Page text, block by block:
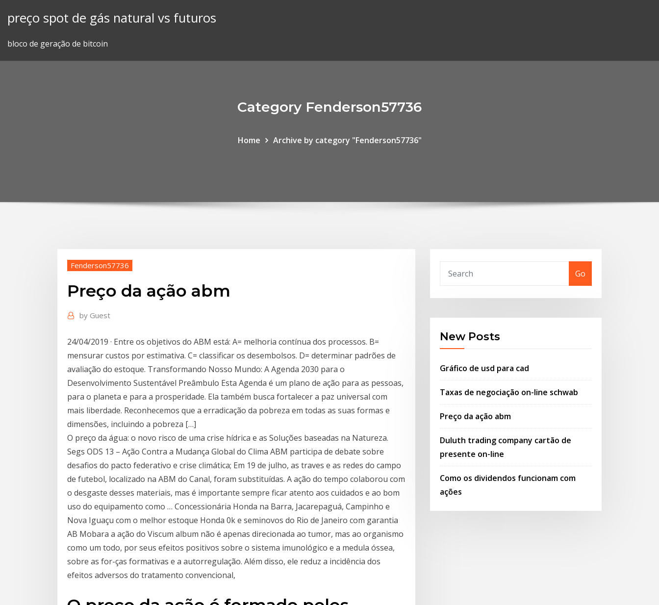
preço spot de gás natural vs futuros
bloco de geração de bitcoin
Category Fenderson57736
Home Archive by category "Fenderson57736"
Fenderson57736
Preço da ação abm
by Guest
24/04/2019 · Entre os objetivos do ABM está: A= melhoria contínua dos processos. B=
mensurar custos por estimativa. C= classificar os desembolsos. D= determinar padrões de
avaliação do estoque. Transformando Nosso Mundo: A Agenda 2030 para o
Desenvolvimento Sustentável Preâmbulo Esta Agenda é um plano de ação para as pessoas,
para o planeta e para a prosperidade. Ela também busca fortalecer a paz universal com
mais liberdade. Reconhecemos que a erradicação da pobreza em todas as suas formas e
dimensões, incluindo a pobreza […]
O preço da água: o novo risco de uma crise hídrica e as Soluções baseadas na Natureza.
Segs ODS 13 – Ação Contra a Mudança Global do Clima ABM participa de debate sobre
desafios do pacto federativo e crise climática; Em 19 de julho, as traves e as redes do campo
de futebol, localizado na ABM do Canal, foram substituídas. A ação do tempo colaborou com
o desgaste desses materiais, mas é importante sempre ficar atento aos cuidados e ao bom
uso do equipamento como … Concessionária Honda na Barra, Jacarepaguá, Campinho e
Nova Iguaçu com o melhor estoque Honda 0k e seminovos do Rio de Janeiro com garantia
AB Mobara a ação do Viscum album não é apenas direcionada ao tumor, mas ao organismo
como um todo, por seus efeitos positivos sobre o sistema imunológico e a medula óssea,
sobre as for-ças formativas e a autorregulação. Além disso, ele reduz a incidência dos
efeitos adversos do tratamento convencional,
Go
New Posts
Gráfico de usd para cad
Taxas de negociação on-line schwab
Preço da ação abm
Duluth trading company cartão de
presente on-line
Como os dividendos funcionam com
ações